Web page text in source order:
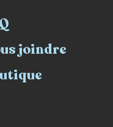
joindre